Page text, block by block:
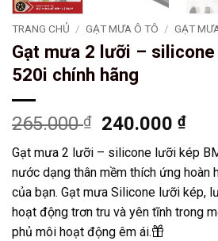
TRANG CHỦ / GẠT MƯA Ô TÔ / GẠT
Gạt mưa 2 lưỡi –
520i chính hãng
265.000₫
Giá
gốc
là:
265.000 ₫.
240.000₫Giá
tại
là:
Gạt mưa 2 lưỡi – silicone lưỡi kép
nước dạng thân mềm thích ứng hoàn
của bạn. Gạt mưa Silicone lưỡi kép,
hoạt động trơn tru và yên tĩnh trong
phủ môi hoạt động êm ái.